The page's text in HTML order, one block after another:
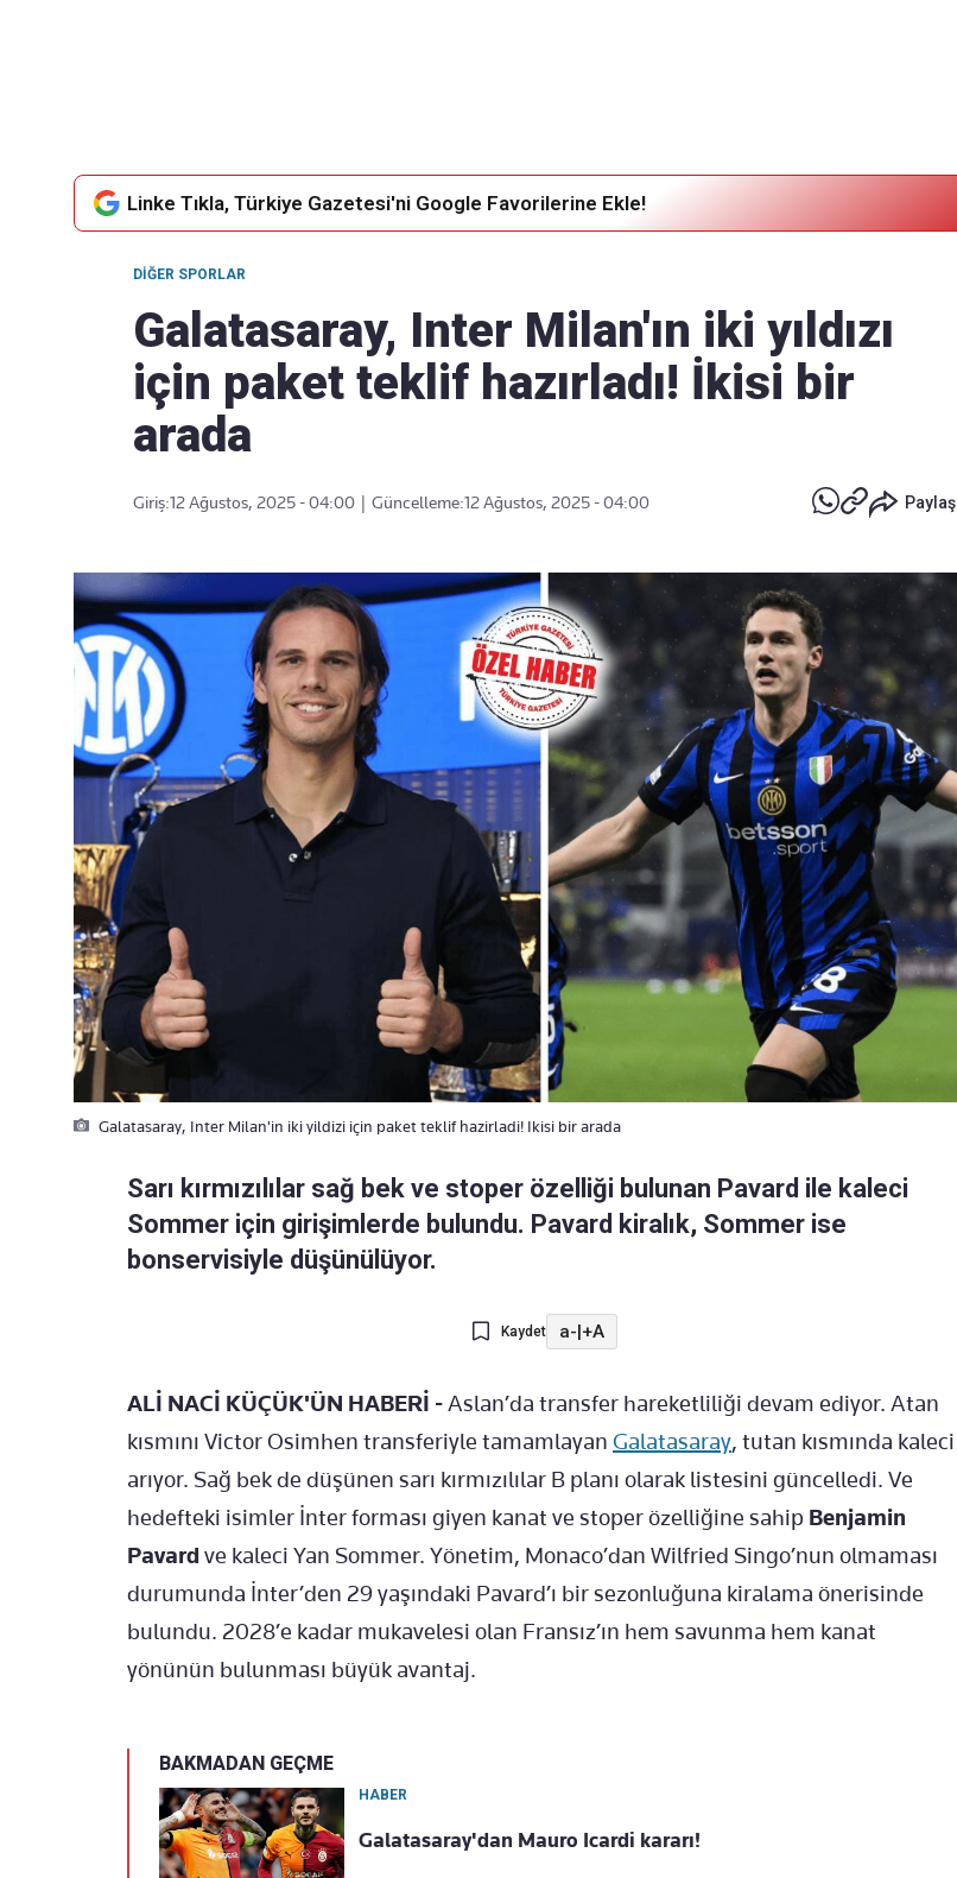
Linke Tıkla, Türkiye Gazetesi'ni Google Favorilerine Ekle!
DIĞER SPORLAR
Galatasaray, Inter Milan'ın iki yıldızı
için paket teklif hazırladı! İkisi bir
arada
Giriş:12 Ağustos, 2025 - 04:00 Güncelleme:12 Ağustos, 2025 - 04:00 Paylaş
Galatasaray, Inter Milan'in iki yildizi için paket teklif hazirladi! Ikisi bir arada
Sarı kırmızılılar sağ bek ve stoper özelliği bulunan Pavard ile kaleci
Sommer için girişimlerde bulundu. Pavard kiralık, Sommer ise
bonservisiyle düşünülüyor.
Kaydet a-|+A
ALİ NACİ KÜÇÜK'ÜN HABERİ -Aslan’da transfer hareketliliği devam ediyor. Atan
kısmını Victor Osimhen transferiyle tamamlayan Galatasaray, tutan kısmında kaleci
arıyor. Sağ bek de düşünen sarı kırmızılılar B planı olarak listesini güncelledi. Ve
hedefteki isimler İnter forması giyen kanat ve stoper özelliğine sahip Benjamin
Pavard ve kaleci Yan Sommer. Yönetim, Monaco’dan Wilfried Singo’nun olmaması
durumunda İnter’den 29 yaşındaki Pavard’ı bir sezonluğuna kiralama önerisinde
bulundu. 2028’e kadar mukavelesi olan Fransız’ın hem savunma hem kanat
yönünün bulunması büyük avantaj.
BAKMADAN GEÇME
HABER
Galatasaray'dan Mauro Icardi kararı!